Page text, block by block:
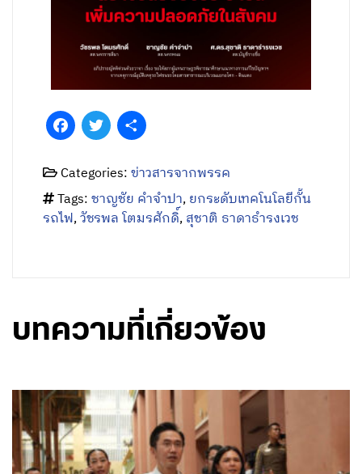
FacebookTwitter
Categories:ข่าวสารจากพรรค
Tags:ชาญชัย คำจำปา,ยกระดับเทคโนโลยีกั้น
รถไฟ,วัชรพล โตมรศักดิ์,สุชาติ ธาดาธำรงเวช
บทความที่เกี่ยวข้อง